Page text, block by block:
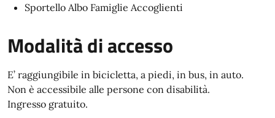
Sportello Albo Famiglie Accoglienti
Modalità di accesso
E’ raggiungibile in bicicletta, a piedi, in bus, in auto.
Non è accessibile alle persone con disabilità.
Ingresso gratuito.